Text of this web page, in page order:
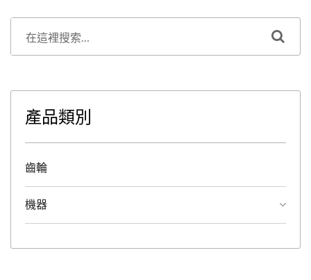
產品類別
齒輪
機器